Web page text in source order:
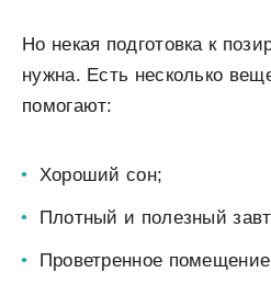
Но некая подготовка к
нужна. Есть несколько
помогают:
Хороший сон;
Плотный и полезный
Проветренное